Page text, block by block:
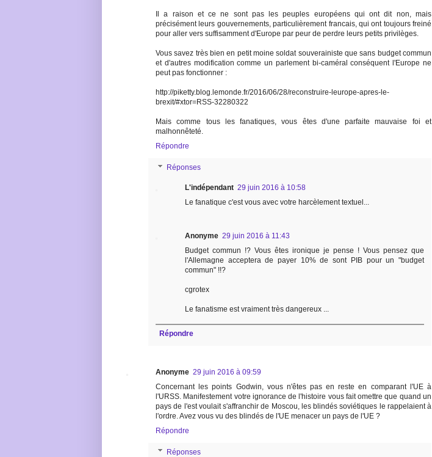
Il a raison et ce ne sont pas les peuples européens qui ont dit non, mais
précisément leurs gouvernements, particulièrement francais, qui ont toujours freiné
pour aller vers suffisamment d'Europe par peur de perdre leurs petits privilèges.
Vous savez très bien en petit moine soldat souverainiste que sans budget commun
et d'autres modification comme un parlement bi-caméral conséquent l'Europe ne
peut pas fonctionner :
http://piketty.blog.lemonde.fr/2016/06/28/reconstruire-leurope-apres-le-
brexit/#xtor=RSS-32280322
Mais comme tous les fanatiques, vous êtes d'une parfaite mauvaise foi et
malhonnêteté.
Répondre
Réponses
L'indépendant 29 juin 2016 à 10:58
Le fanatique c'est vous avec votre harcèlement textuel...
Anonyme 29 juin 2016 à 11:43
Budget commun !? Vous êtes ironique je pense ! Vous pensez que
l'Allemagne acceptera de payer 10% de sont PIB pour un "budget
commun" !!?
cgrotex
Le fanatisme est vraiment très dangereux ...
Répondre
Anonyme 29 juin 2016 à 09:59
Concernant les points Godwin, vous n'êtes pas en reste en comparant l'UE à
l'URSS. Manifestement votre ignorance de l'histoire vous fait omettre que quand un
pays de l'est voulait s'affranchir de Moscou, les blindés soviétiques le rappelaient à
l'ordre. Avez vous vu des blindés de l'UE menacer un pays de l'UE ?
Répondre
Réponses